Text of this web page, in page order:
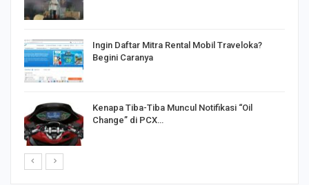
Ingin Daftar Mitra Rental Mobil Traveloka?
Begini Caranya
Kenapa Tiba-Tiba Muncul Notifikasi “Oil
Change” di PCX…